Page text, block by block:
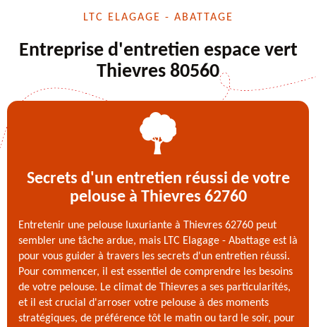
LTC ELAGAGE - ABATTAGE
Entreprise d'entretien espace vert
Thievres 80560
Secrets d'un entretien réussi de votre
pelouse à Thievres 62760
Entretenir une pelouse luxuriante à Thievres 62760 peut
sembler une tâche ardue, mais LTC Elagage - Abattage est là
pour vous guider à travers les secrets d'un entretien réussi.
Pour commencer, il est essentiel de comprendre les besoins
de votre pelouse. Le climat de Thievres a ses particularités,
et il est crucial d'arroser votre pelouse à des moments
stratégiques, de préférence tôt le matin ou tard le soir, pour